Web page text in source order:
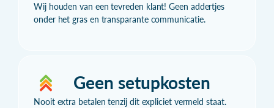
Wij houden van een tevreden klant! Geen addertjes
onder het gras en transparante communicatie.
Geen setupkosten
Nooit extra betalen tenzij dit expliciet vermeld staat.